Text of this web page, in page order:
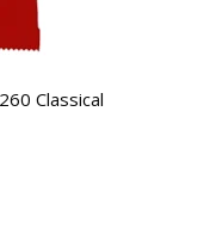
Classical